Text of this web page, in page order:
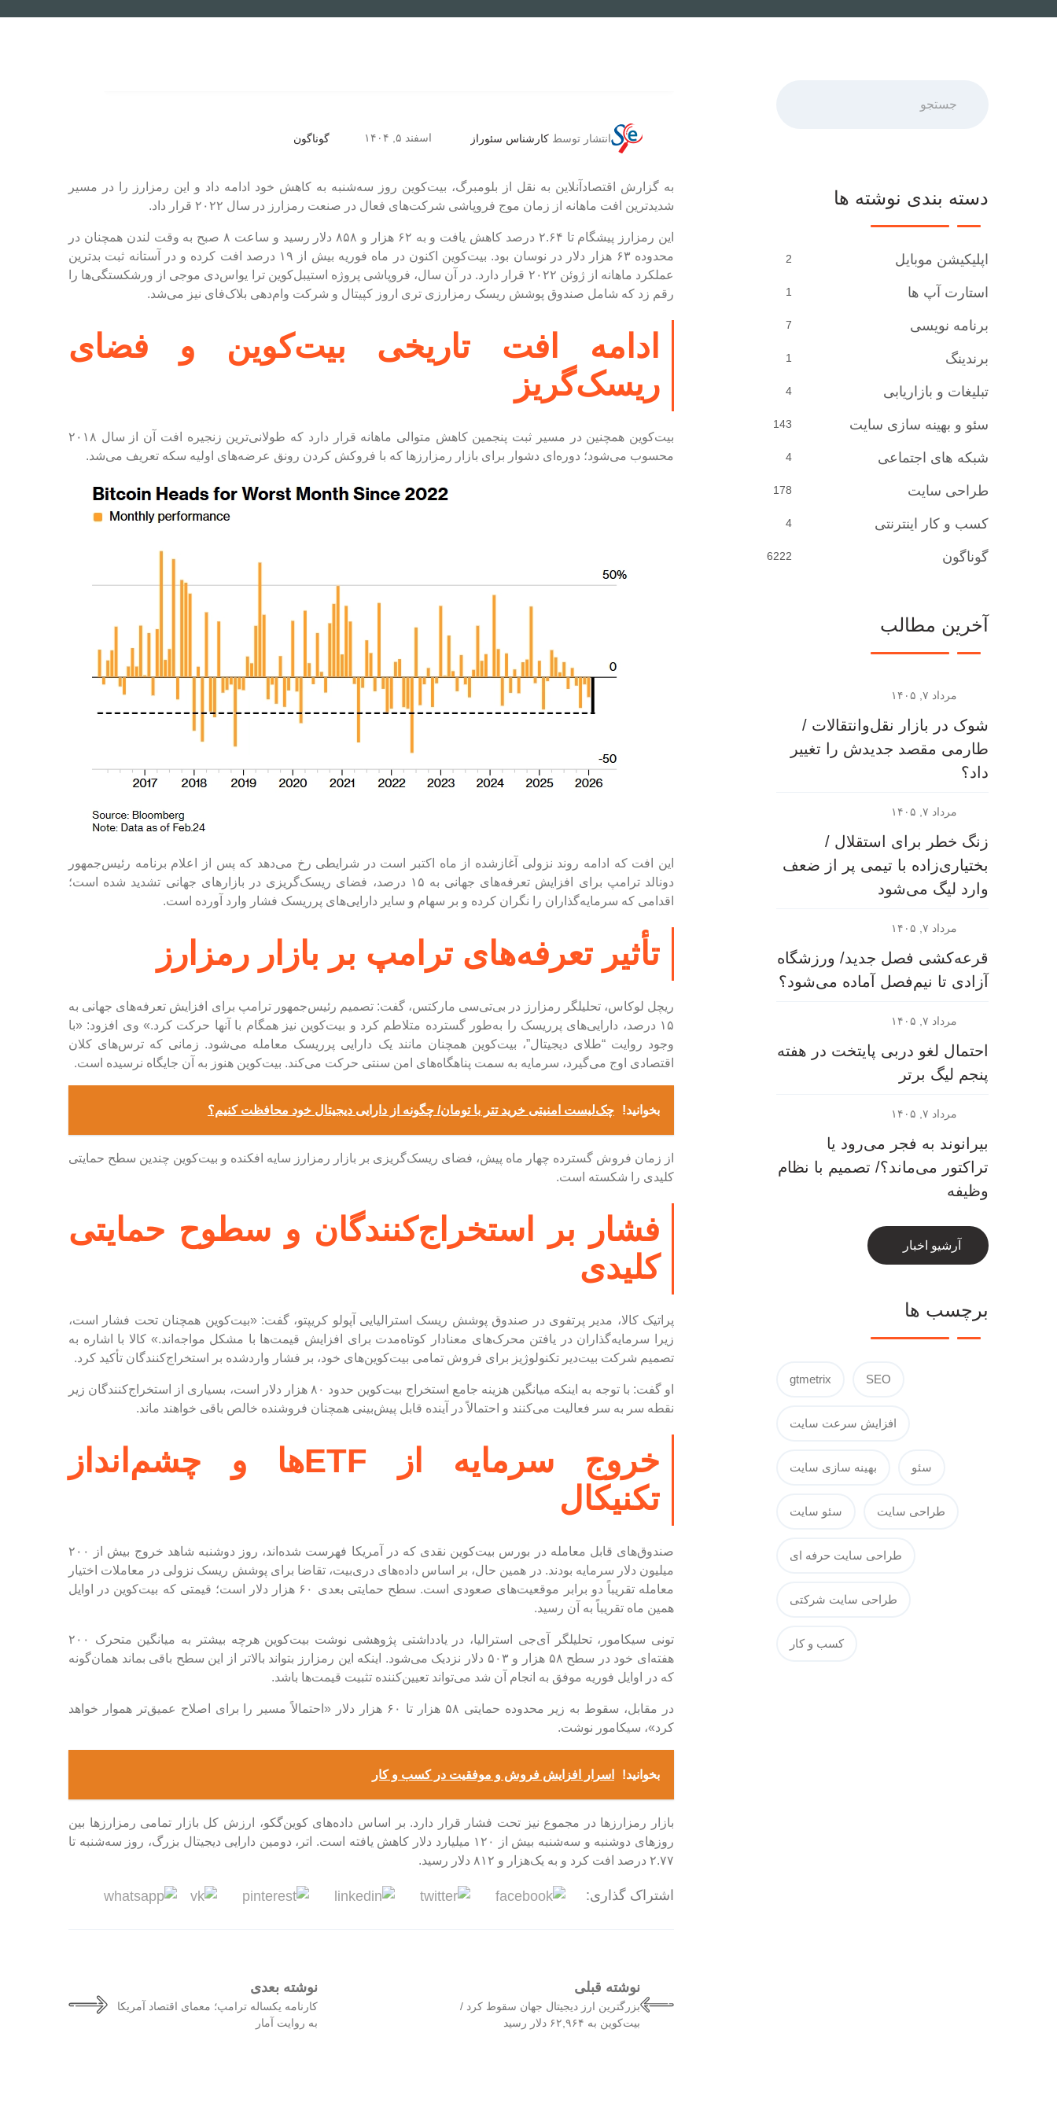
انتشار توسط کارشناس سئوراز اسفند ۵, ۱۴۰۴ گوناگون
به گزارش اقتصادآنلاین به نقل از بلومبرگ، بیت‌کوین روز سه‌شنبه به کاهش خود ادامه داد و این رمزارز را در مسیر
شدیدترین افت ماهانه از زمان موج فروپاشی شرکت‌های فعال در صنعت رمزارز در سال ۲۰۲۲ قرار داد.
این رمزارز پیشگام تا ۲.۶۴ درصد کاهش یافت و به ۶۲ هزار و ۸۵۸ دلار رسید و ساعت ۸ صبح به وقت لندن همچنان در
محدوده ۶۳ هزار دلار در نوسان بود. بیت‌کوین اکنون در ماه فوریه بیش از ۱۹ درصد افت کرده و در آستانه ثبت بدترین
عملکرد ماهانه از ژوئن ۲۰۲۲ قرار دارد. در آن سال، فروپاشی پروژه استیبل‌کوین ترا یو‌اس‌دی موجی از ورشکستگی‌ها را
رقم زد که شامل صندوق پوشش ریسک رمزارزی تری اروز کپیتال و شرکت وام‌دهی بلاک‌فای نیز می‌شد.
ادامه افت تاریخی بیت‌کوین و فضای
ریسک‌گریز
بیت‌کوین همچنین در مسیر ثبت پنجمین کاهش متوالی ماهانه قرار دارد که طولانی‌ترین زنجیره افت آن از سال ۲۰۱۸
محسوب می‌شود؛ دوره‌ای دشوار برای بازار رمزارز‌ها که با فروکش کردن رونق عرضه‌های اولیه سکه تعریف می‌شد.
این افت که ادامه روند نزولی آغازشده از ماه اکتبر است در شرایطی رخ می‌دهد که پس از اعلام برنامه رئیس‌جمهور
دونالد ترامپ برای افزایش تعرفه‌های جهانی به ۱۵ درصد، فضای ریسک‌گریزی در بازار‌های جهانی تشدید شده است؛
اقدامی که سرمایه‌گذاران را نگران کرده و بر سهام و سایر دارایی‌های پرریسک فشار وارد آورده است.
تأثیر تعرفه‌های ترامپ بر بازار رمزارز
ریچل لوکاس، تحلیلگر رمزارز در بی‌تی‌سی مارکتس، گفت: تصمیم رئیس‌جمهور ترامپ برای افزایش تعرفه‌های جهانی به
۱۵ درصد، دارایی‌های پرریسک را به‌طور گسترده متلاطم کرد و بیت‌کوین نیز همگام با آنها حرکت کرد.» وی افزود: «با
وجود روایت “طلای دیجیتال”، بیت‌کوین همچنان مانند یک دارایی پرریسک معامله می‌شود. زمانی که ترس‌های کلان
اقتصادی اوج می‌گیرد، سرمایه به سمت پناهگاه‌های امن سنتی حرکت می‌کند. بیت‌کوین هنوز به آن جایگاه نرسیده است.
بخوانید! چک‌لیست امنیتی خرید تتر با تومان/ چگونه از دارایی دیجیتال خود محافظت کنیم؟
از زمان فروش گسترده چهار ماه پیش، فضای ریسک‌گریزی بر بازار رمزارز سایه افکنده و بیت‌کوین چندین سطح حمایتی
کلیدی را شکسته است.
فشار بر استخراج‌کنندگان و سطوح حمایتی
کلیدی
پراتیک کالا، مدیر پرتفوی در صندوق پوشش ریسک استرالیایی آپولو کریپتو، گفت: «بیت‌کوین همچنان تحت فشار است،
زیرا سرمایه‌گذاران در یافتن محرک‌های معنادار کوتاه‌مدت برای افزایش قیمت‌ها با مشکل مواجه‌اند.» کالا با اشاره به
تصمیم شرکت بیت‌دیر تکنولوژیز برای فروش تمامی بیت‌کوین‌های خود، بر فشار واردشده بر استخراج‌کنندگان تأکید کرد.
او گفت: با توجه به اینکه میانگین هزینه جامع استخراج بیت‌کوین حدود ۸۰ هزار دلار است، بسیاری از استخراج‌کنندگان زیر
نقطه سر به سر فعالیت می‌کنند و احتمالاً در آینده قابل پیش‌بینی همچنان فروشنده خالص باقی خواهند ماند.
خروج سرمایه از ETF‌ها و چشم‌انداز
تکنیکال
صندوق‌های قابل معامله در بورس بیت‌کوین نقدی که در آمریکا فهرست شده‌اند، روز دوشنبه شاهد خروج بیش از ۲۰۰
میلیون دلار سرمایه بودند. در همین حال، بر اساس داده‌های دری‌بیت، تقاضا برای پوشش ریسک نزولی در معاملات اختیار
معامله تقریباً دو برابر موقعیت‌های صعودی است. سطح حمایتی بعدی ۶۰ هزار دلار است؛ قیمتی که بیت‌کوین در اوایل
همین ماه تقریباً به آن رسید.
تونی سیکامور، تحلیلگر آی‌جی استرالیا، در یادداشتی پژوهشی نوشت بیت‌کوین هرچه بیشتر به میانگین متحرک ۲۰۰
هفته‌ای خود در سطح ۵۸ هزار و ۵۰۳ دلار نزدیک می‌شود. اینکه این رمزارز بتواند بالاتر از این سطح باقی بماند همان‌گونه
که در اوایل فوریه موفق به انجام آن شد می‌تواند تعیین‌کننده تثبیت قیمت‌ها باشد.
در مقابل، سقوط به زیر محدوده حمایتی ۵۸ هزار تا ۶۰ هزار دلار «احتمالاً مسیر را برای اصلاح عمیق‌تر هموار خواهد
کرد»، سیکامور نوشت.
بخوانید! اسرار افزایش فروش و موفقیت در کسب و کار
بازار رمزارز‌ها در مجموع نیز تحت فشار قرار دارد. بر اساس داده‌های کوین‌گکو، ارزش کل بازار تمامی رمزارز‌ها بین
روز‌های دوشنبه و سه‌شنبه بیش از ۱۲۰ میلیارد دلار کاهش یافته است. اتر، دومین دارایی دیجیتال بزرگ، روز سه‌شنبه تا
۲.۷۷ درصد افت کرد و به یک‌هزار و ۸۱۲ دلار رسید.
اشتراک گذاری:
نوشته قبلی
بزرگترین ارز دیجیتال جهان سقوط کرد /
بیت‌کوین به ۶۲,۹۶۴ دلار رسید
نوشته بعدی
کارنامه یکساله ترامپ؛ معمای اقتصاد آمریکا
به روایت آمار
دسته بندی نوشته ها
2 اپلیکیشن موبایل
1 استارت آپ ها
7 برنامه نویسی
1 برندینگ
4 تبلیغات و بازاریابی
143 سئو و بهینه سازی سایت
4 شبکه های اجتماعی
178 طراحی سایت
4 کسب و کار اینترنتی
6222 گوناگون
آخرین مطالب
مرداد ۷, ۱۴۰۵
شوک در بازار نقل‌وانتقالات /
طارمی مقصد جدیدش را تغییر
داد؟
مرداد ۷, ۱۴۰۵
زنگ خطر برای استقلال /
بختیاری‌زاده با تیمی پر از ضعف
وارد لیگ می‌شود
مرداد ۷, ۱۴۰۵
قرعه‎‌کشی فصل جدید/ ورزشگاه
آزادی تا نیم‌فصل آماده می‌شود؟
مرداد ۷, ۱۴۰۵
احتمال لغو دربی پایتخت در هفته
پنجم لیگ برتر
مرداد ۷, ۱۴۰۵
بیرانوند به فجر می‌رود یا
تراکتور می‌ماند؟/ تصمیم با نظام
وظیفه
آرشیو اخبار
برچسب ها
gtmetrix SEO
افزایش سرعت سایت
بهینه سازی سایت سئو
سئو سایت طراحی سایت
طراحی سایت حرفه ای
طراحی سایت شرکتی
کسب و کار